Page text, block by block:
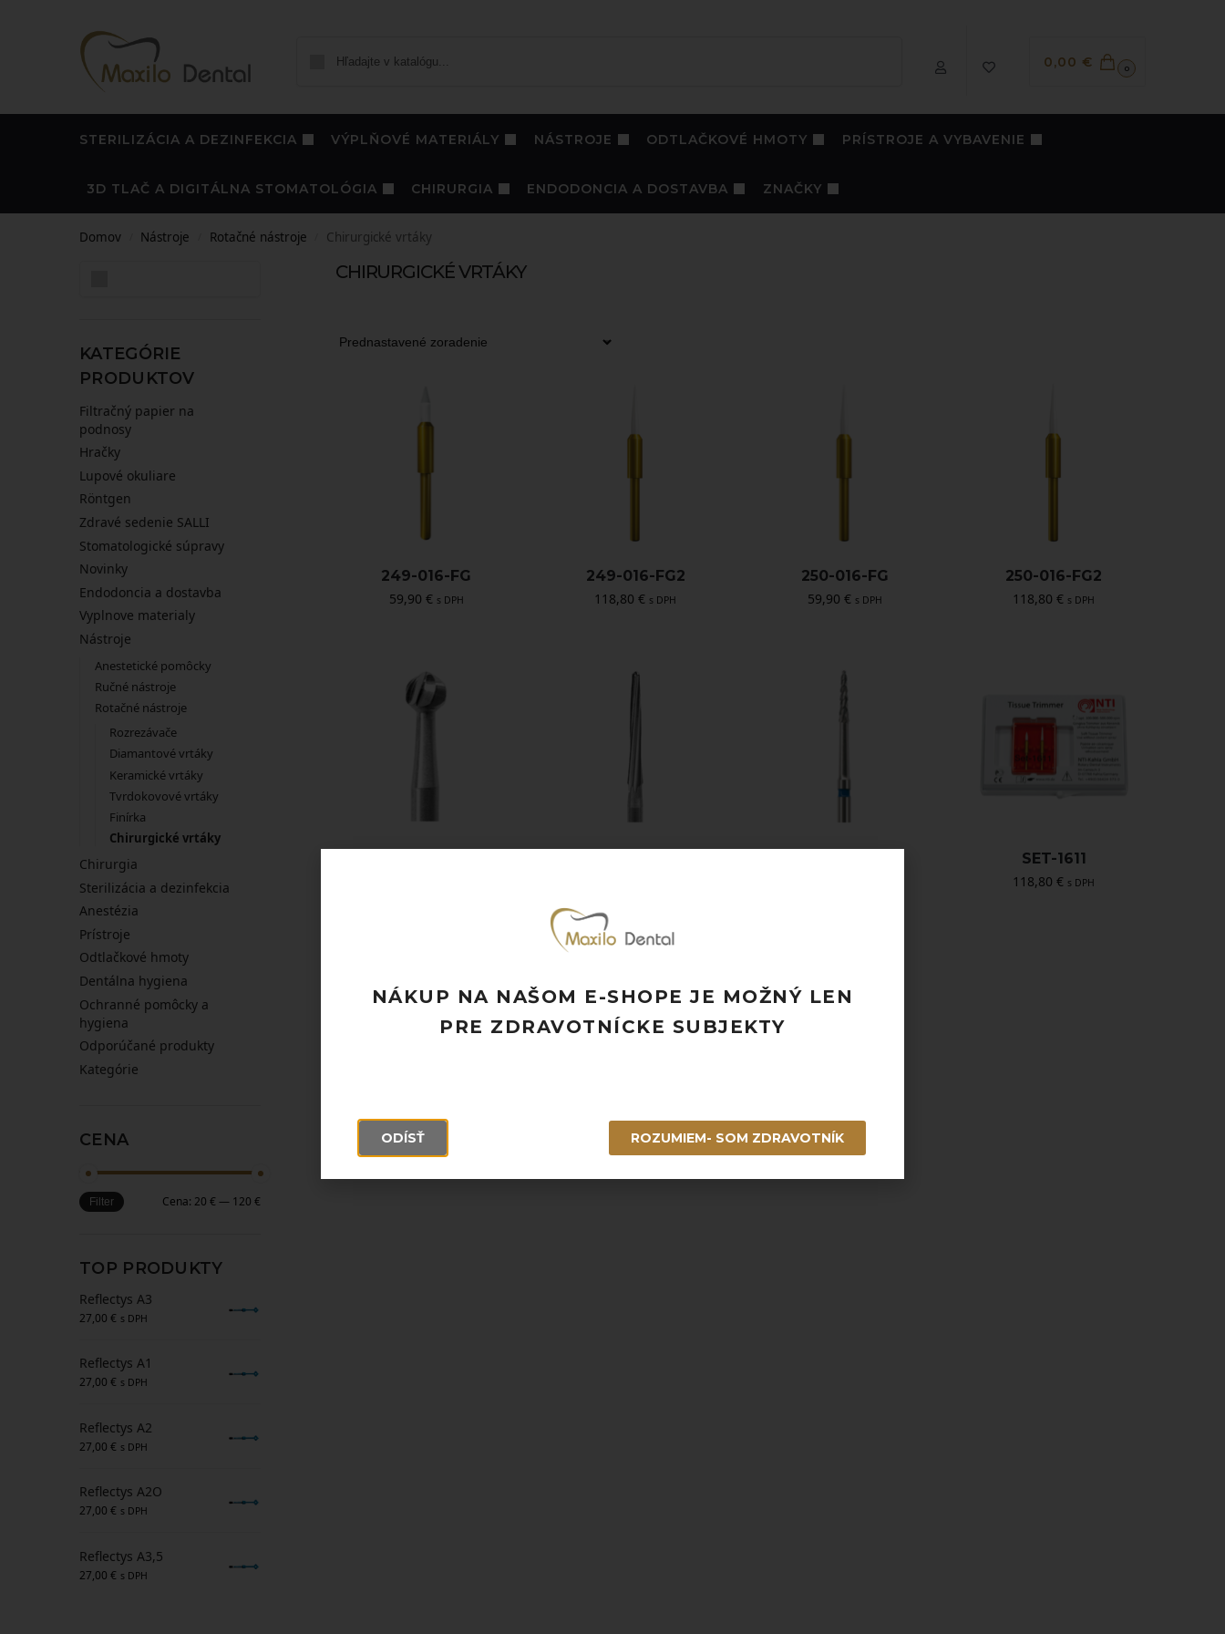
0,00 € 0
STERILIZÁCIA A DEZINFEKCIA VÝPLŇOVÉ MATERIÁLY NÁSTROJE ODTLAČKOVÉ HMOTY PRÍSTROJE A VYBAVENIE
3D TLAČ A DIGITÁLNA STOMATOLÓGIA CHIRURGIA ENDODONCIA A DOSTAVBA ZNAČKY
Domov Nástroje Rotačné nástroje Chirurgické vrtáky
CHIRURGICKÉ VRTÁKY
249-016-FG
59,90 € s DPH
249-016-FG2
118,80€ s DPH
250-016-FG
59,90 € s DPH
250-016-FG2
118,80€ s DPH
SET-1611
118,80€ s DPH
KATEGÓRIE
PRODUKTOV
Filtračný papier na
podnosy
Hračky
Lupové okuliare
Röntgen
Zdravé sedenie SALLI
Stomatologické súpravy
Novinky
Endodoncia a dostavba
Vyplnove materialy
Nástroje
Anestetické pomôcky
Ručné nástroje
Rotačné nástroje
Rozrezávače
Diamantové vrtáky
Keramické vrtáky
Tvrdokovové vrtáky
Finírka
Chirurgické vrtáky
Chirurgia
Sterilizácia a dezinfekcia
Anestézia
Prístroje
Odtlačkové hmoty
Dentálna hygiena
Ochranné pomôcky a
hygiena
Odporúčané produkty
Kategórie
CENA
Filter Cena: 20 € — 120 €
TOP PRODUKTY
Reflectys A3
27,00 € s DPH
Reflectys A1
27,00 € s DPH
Reflectys A2
27,00 € s DPH
Reflectys A2O
27,00 € s DPH
Reflectys A3,5
27,00 € s DPH
NÁKUP NA NAŠOM E-SHOPE JE MOŽNÝ LEN
PRE ZDRAVOTNÍCKE SUBJEKTY
ODÍSŤ ROZUMIEM- SOM ZDRAVOTNÍK